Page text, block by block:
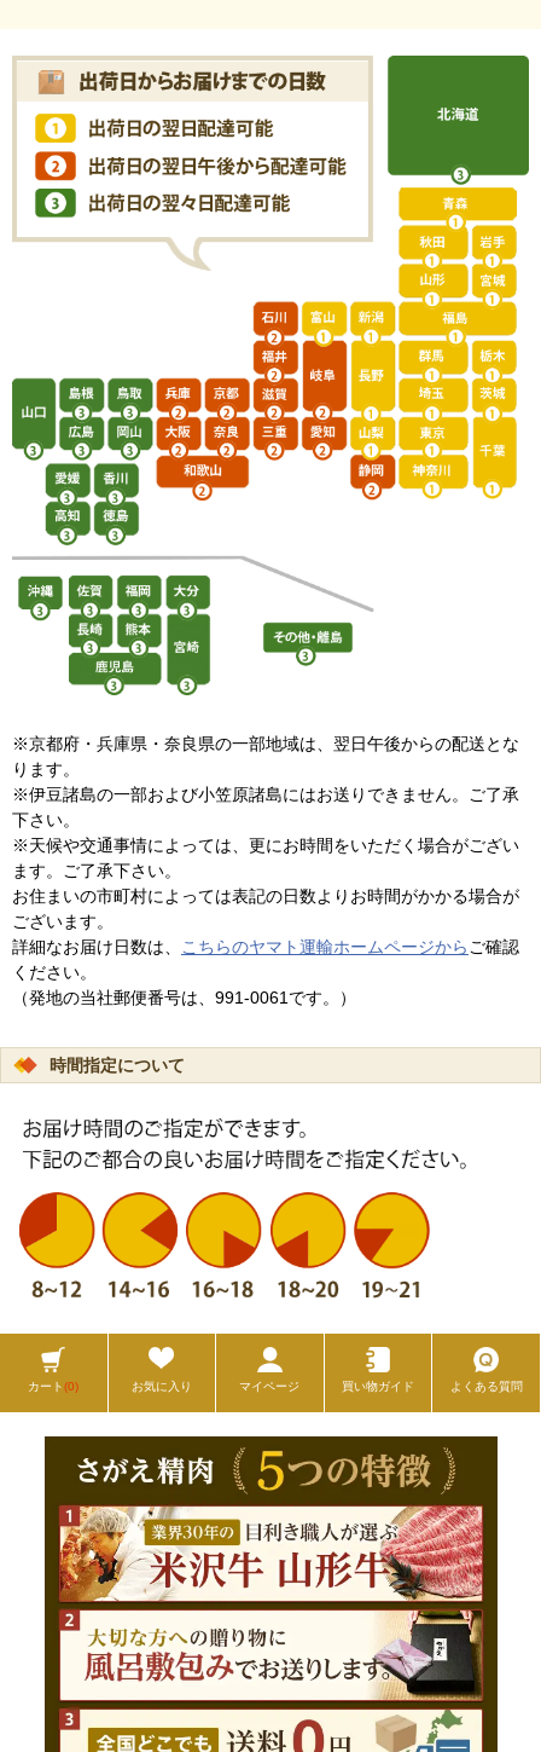
※京都府・兵庫県・奈良県の一部地域は、翌日午後からの配送とな
ります。
※伊豆諸島の一部および小笠原諸島にはお送りできません。ご了承
下さい。
※天候や交通事情によっては、更にお時間をいただく場合がござい
ます。ご了承下さい。
お住まいの市町村によっては表記の日数よりお時間がかかる場合が
ございます。
詳細なお届け日数は、
こちらのヤマト運輸ホームページから ご確認
ください。
（発地の当社郵便番号は、991-0061です。）
時間指定について
カート(0) お気に入り マイページ 買い物ガイド よくある質問